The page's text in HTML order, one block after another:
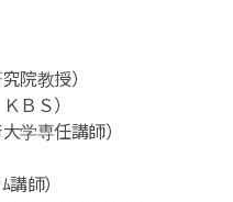
院教授）
ＢＳ）
学専任講師）
講師）